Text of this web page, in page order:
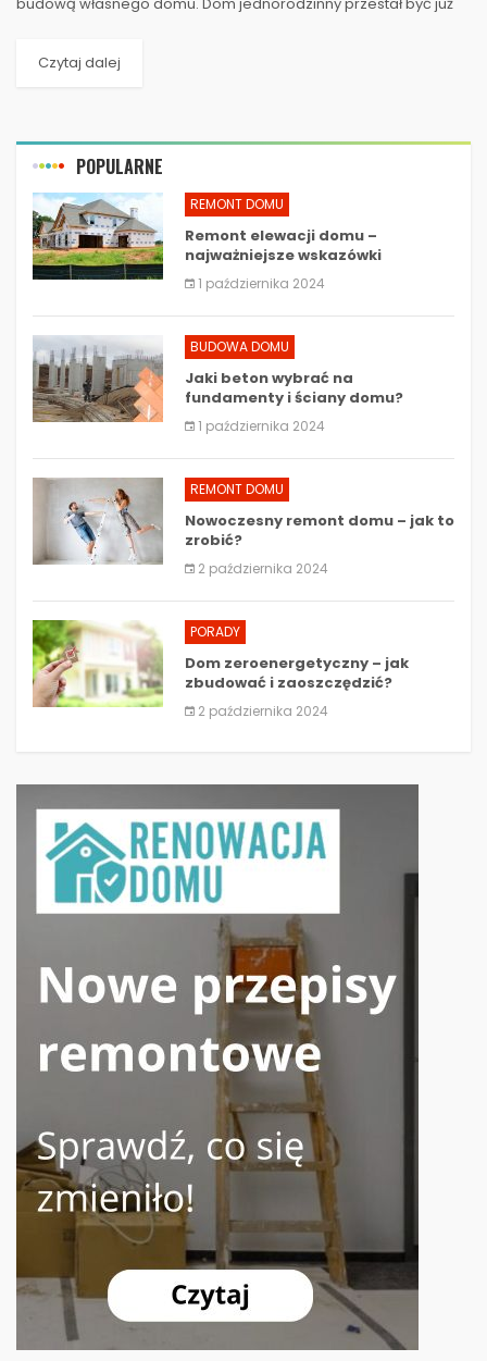
Czytaj dalej
POPULARNE
REMONT DOMU
Remont elewacji domu –
najważniejsze wskazówki
1 października 2024
BUDOWA DOMU
Jaki beton wybrać na
fundamenty i ściany domu?
1 października 2024
REMONT DOMU
Nowoczesny remont domu – jak to
zrobić?
2 października 2024
PORADY
Dom zeroenergetyczny – jak
zbudować i zaoszczędzić?
2 października 2024